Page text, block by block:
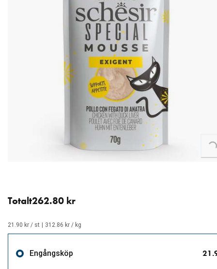
Loading...
Totalt262.80 kr
21.90 kr / st 312.86 kr / kg
Engångsköp